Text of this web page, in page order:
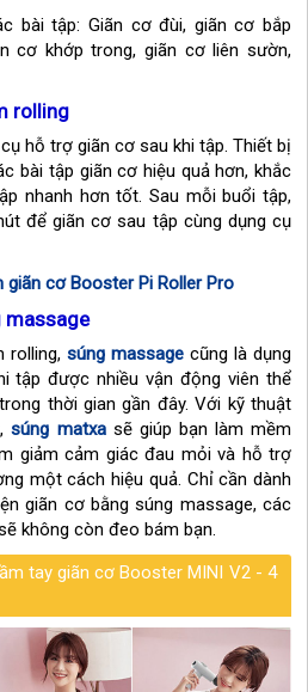
bài tập: Giãn cơ đùi, giãn cơ bắp
cơ khớp trong, giãn cơ liên sườn,
rolling
hỗ trợ giãn cơ sau khi tập. Thiết bị
bài tập giãn cơ hiệu quả hơn, khắc
nhanh hơn tốt. Sau mỗi buổi tập,
để giãn cơ sau tập cùng dụng cụ
giãn cơ Booster Pi Roller Pro
massage
rolling, súng massage cũng là dụng
tập được nhiều vận động viên thể
thời gian gần đây. Với kỹ thuật
súng matxasẽ giúp bạn làm mềm
giảm cảm giác đau mỏi và hỗ trợ
một cách hiệu quả. Chỉ cần dành
giãn cơ bằng súng massage, các
không còn đeo bám bạn.
tay giãn cơ Booster MINI V2 - 4